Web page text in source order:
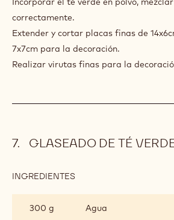
BLANCO
CON
VERDE
correctamente.
Extender y cortar placas finas de
7x7cm para la decoración.
Realizar virutas finas para la
GLASEADO DE TÉ
INGREDIENTES
300 g Agua